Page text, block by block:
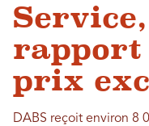
rapport
prix
DABS reçoit environ 8